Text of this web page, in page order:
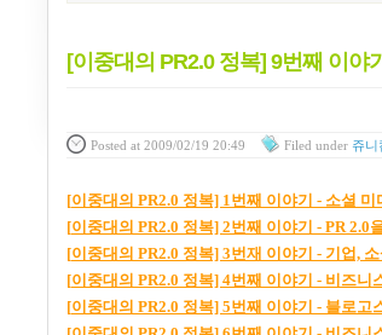
[이중대의 PR2.0 정복] 9번째 이
Posted at 2009/02/19 20:49 Filed under 쥬니
[이중대의 PR2.0 정복] 1번째 이야기 - 소셜 미
[이중대의 PR2.0 정복] 2번째 이야기 - PR 2.0
[이중대의 PR2.0 정복] 3번재 이야기 - 기업, 소
[이중대의 PR2.0 정복] 4번째 이야기 - 비즈니
[이중대의 PR2.0 정복] 5번째 이야기 - 블로고